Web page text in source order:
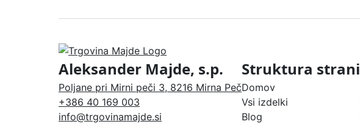
Aleksander Majde, s.p.
Poljane pri Mirni peči 3, 8216 Mirna Peč
+386 40 169 003
info@trgovinamajde.si
Struktura strani
Domov
Vsi izdelki
Blog